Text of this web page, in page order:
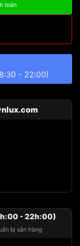
toán
- 22:00)
- 22h:00)
bị sẵn hàng